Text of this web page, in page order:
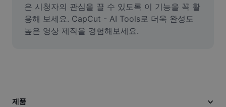
동영상
동영상 배경 삭제
동영상 길이 다듬기
은 시청자의 관심을 끌 수 있도록 이 기능을 꼭 활
용해 보세요. CapCut - AI Tools로 더욱 완성도
높은 영상 제작을 경험해보세요.
제품